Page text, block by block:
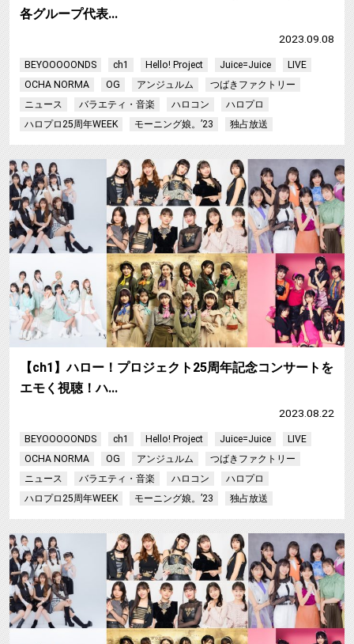
各グループ代表…
2023.09.08
BEYOOOOONDS ch1 Hello! Project Juice=Juice
LIVE
OCHA NORMA
OG アンジュルム
つばきファクトリー
ニュース
バラエティ・音楽 ハロコン
ハロプロ
ハロプロ25周年WEEK
モーニング娘。’23 独占放送
【ch1】ハロー！プロジェクト25周年記念コンサートを
エモく視聴！ハ…
2023.08.22
BEYOOOOONDS ch1 Hello! Project Juice=Juice
LIVE
OCHA NORMA
OG アンジュルム
つばきファクトリー
ニュース
バラエティ・音楽 ハロコン
ハロプロ
ハロプロ25周年WEEK
モーニング娘。’23 独占放送